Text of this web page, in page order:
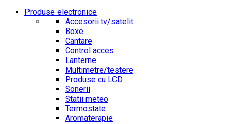
Produse electronice
Accesorii tv/satelit
Boxe
Cantare
Control acces
Lanterne
Multimetre/testere
Produse cu LCD
Sonerii
Statii meteo
Termostate
Aromaterapie